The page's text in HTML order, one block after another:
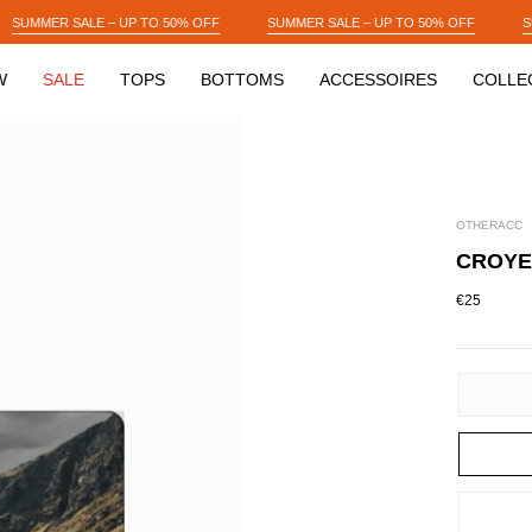
SUMMER SALE – UP TO 50% OFF SUMMER SALE – UP TO 50% OFF
SALE TOPS BOTTOMS ACCESSOIRES
OTHERACC
€25